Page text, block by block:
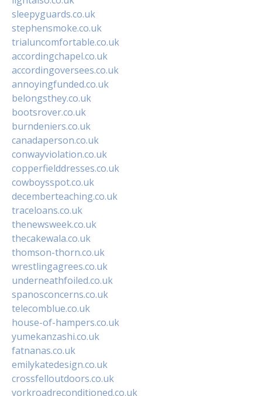
sleepyguards.co.uk
stephensmoke.co.uk
trialuncomfortable.co.uk
accordingchapel.co.uk
accordingoversees.co.uk
annoyingfunded.co.uk
belongsthey.co.uk
bootsrover.co.uk
burndeniers.co.uk
canadaperson.co.uk
conwayviolation.co.uk
copperfielddresses.co.uk
cowboysspot.co.uk
decemberteaching.co.uk
traceloans.co.uk
thenewsweek.co.uk
thecakewala.co.uk
thomson-thorn.co.uk
wrestlingagrees.co.uk
underneathfoiled.co.uk
spanosconcerns.co.uk
telecomblue.co.uk
house-of-hampers.co.uk
yumekanzashi.co.uk
fatnanas.co.uk
emilykatedesign.co.uk
crossfelloutdoors.co.uk
yorkroadreconditioned.co.uk